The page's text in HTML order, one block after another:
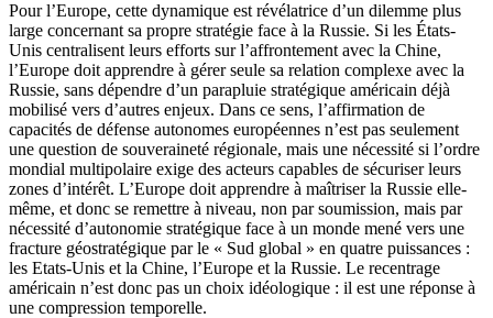
Pour l’Europe, cette dynamique est révélatrice d’un dilemme plus
large concernant sa propre stratégie face à la Russie. Si les États-
Unis centralisent leurs efforts sur l’affrontement avec la Chine,
l’Europe doit apprendre à gérer seule sa relation complexe avec la
Russie, sans dépendre d’un parapluie stratégique américain déjà
mobilisé vers d’autres enjeux. Dans ce sens, l’affirmation de
capacités de défense autonomes européennes n’est pas seulement
une question de souveraineté régionale, mais une nécessité si l’ordre
mondial multipolaire exige des acteurs capables de sécuriser leurs
zones d’intérêt. L’Europe doit apprendre à maîtriser la Russie elle-
même, et donc se remettre à niveau, non par soumission, mais par
nécessité d’autonomie stratégique face à un monde mené vers une
fracture géostratégique par le « Sud global » en quatre puissances :
les Etats-Unis et la Chine, l’Europe et la Russie. Le recentrage
américain n’est donc pas un choix idéologique : il est une réponse à
une compression temporelle.